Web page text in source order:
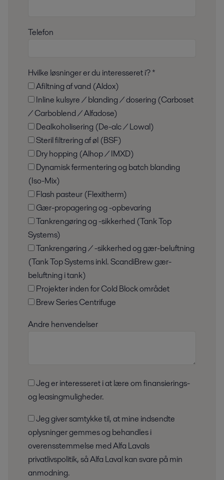
Telefon
Hvilke løsninger er du interesseret i? *
Afiltning af vand (Aldox)
/ Carboblend / Alfadose)
Dealkoholisering (De-alc / Lowal)
Steril filtrering af øl (BSF)
Dry hopping (Alhop / IMXD)
(Iso-Mix)
Flash pasteur (Flexitherm)
Gær-propagering og -opbevaring
Systems)
(Tank Top Systems inkl. ScandiBrew gær-
beluftning i tank)
Projekter inden for Cold Block området
Brew Series Centrifuge
Andre henvendelser
og leasingmuligheder.
oplysninger gemmes og behandles i
overensstemmelse med Alfa Lavals
privatlivspolitik, så Alfa Laval kan svare på min
anmodning.